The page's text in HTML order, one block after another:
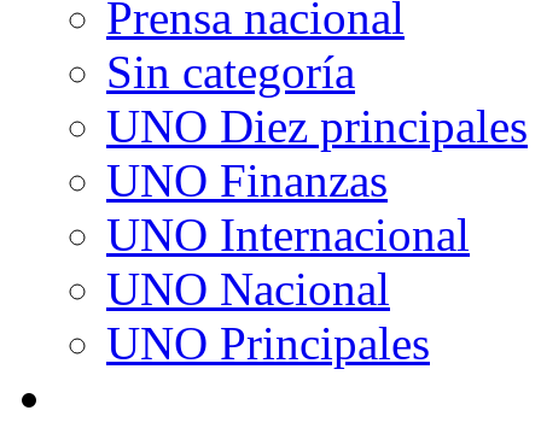
Prensa nacional
Sin categoría
UNO Diez principales
UNO Finanzas
UNO Internacional
UNO Nacional
UNO Principales